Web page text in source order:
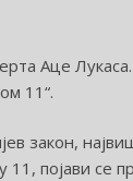
Аце Лукаса.
11“.
закон,
појави се